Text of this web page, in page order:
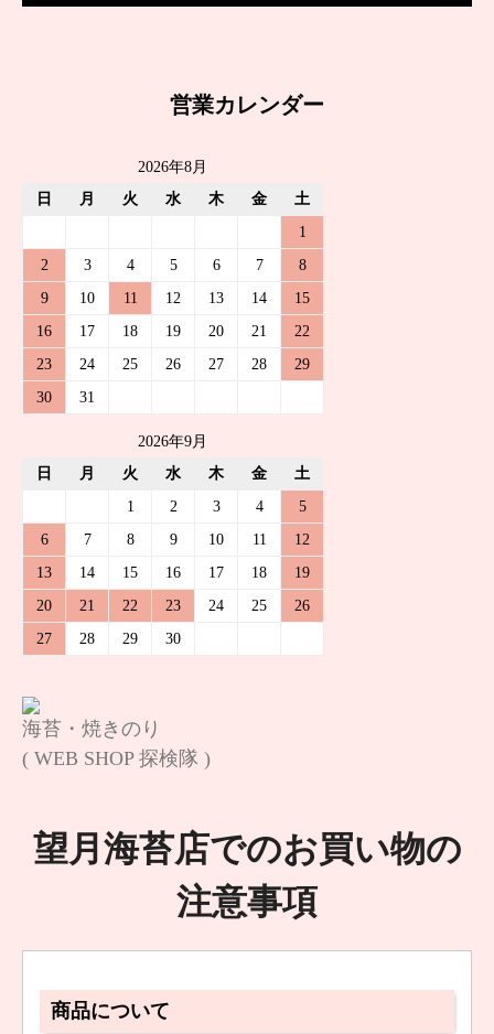
営業カレンダー
2026年8月
日 月 火 水 木 金
土
1
2
3 4 5 6 7
8
9
10 11 12 13 14
15
16
17 18 19 20 21
22
23
24 25 26 27 28
29
30
31
2026年9月
日 月 火 水 木 金
土
1
2 3 4
5
6
7 8 9 10 11
12
13
14 15 16 17 18
19
20
21 22 23 24 25
26
27
28 29 30
海苔・焼きのり
( WEB SHOP 探検隊 )
望月海苔店でのお買い物の
注意事項
商品について